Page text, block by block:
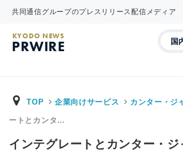
共同通信グループのプレスリリース配信メディア
国
KYODO NEWS
PRWIRE
TOP 企業向けサービス カンター・ジ
ートとカンタ…
インテグレートとカンター・